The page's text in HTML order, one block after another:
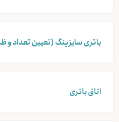
باتری سایزینگ (تعیین تعداد و
اتاق باتری